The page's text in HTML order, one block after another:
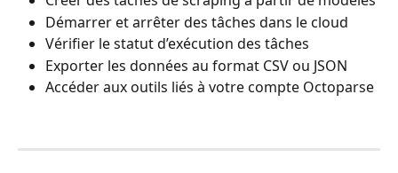
Démarrer et arrêter des tâches dans le cloud
Vérifier le statut d’exécution des tâches
Exporter les données au format CSV ou JSON
Accéder aux outils liés à votre compte Octoparse